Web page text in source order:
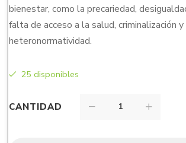
bienestar, como la precariedad,
falta de acceso a la salud, criminalización y
heteronormatividad.
25 disponibles
CANTIDAD